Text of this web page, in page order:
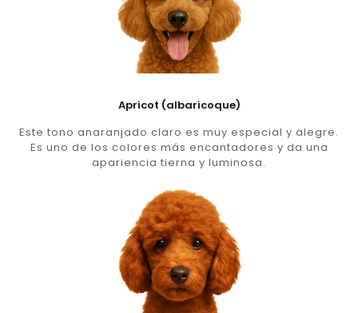
Apricot (albaricoque)
Este tono anaranjado claro es muy especial y alegre.
Es uno de los colores más encantadores y da una
apariencia tierna y luminosa.